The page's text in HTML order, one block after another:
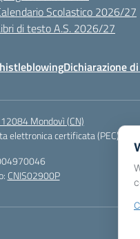
Scolastico 2026/27
di testo A.S. 2026/27
Dichiarazione
Mondovì (CN)
elettronica certificata (PEC):
CNIS02900P